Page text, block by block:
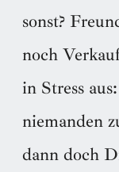
sonst?
noch
in Stress
niemanden
dann doch